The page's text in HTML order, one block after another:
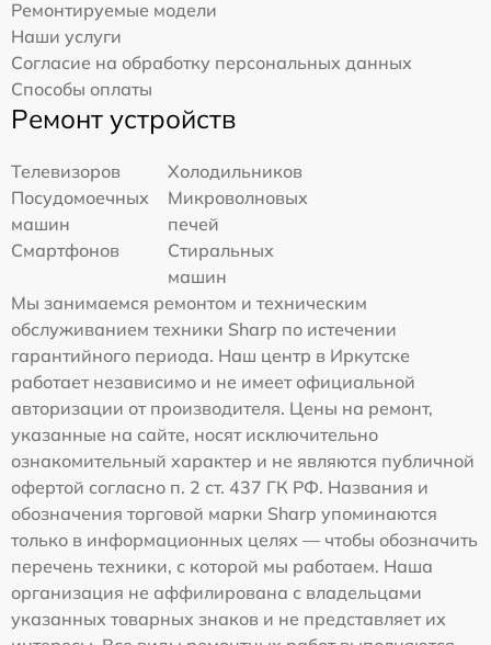
Ремонтируемые модели
Наши услуги
Согласие на обработку персональных данных
Способы оплаты
Ремонт устройств
Телевизоров
Холодильников
Посудомоечных
машин
Микроволновых
печей
Смартфонов
Стиральных
машин
Мы занимаемся ремонтом и техническим
обслуживанием техники Sharp по истечении
гарантийного периода. Наш центр в Иркутске
работает независимо и не имеет официальной
авторизации от производителя. Цены на ремонт,
указанные на сайте, носят исключительно
ознакомительный характер и не являются публичной
офертой согласно п. 2 ст. 437 ГК РФ. Названия и
обозначения торговой марки Sharp упоминаются
только в информационных целях — чтобы обозначить
перечень техники, с которой мы работаем. Наша
организация не аффилирована с владельцами
указанных товарных знаков и не представляет их